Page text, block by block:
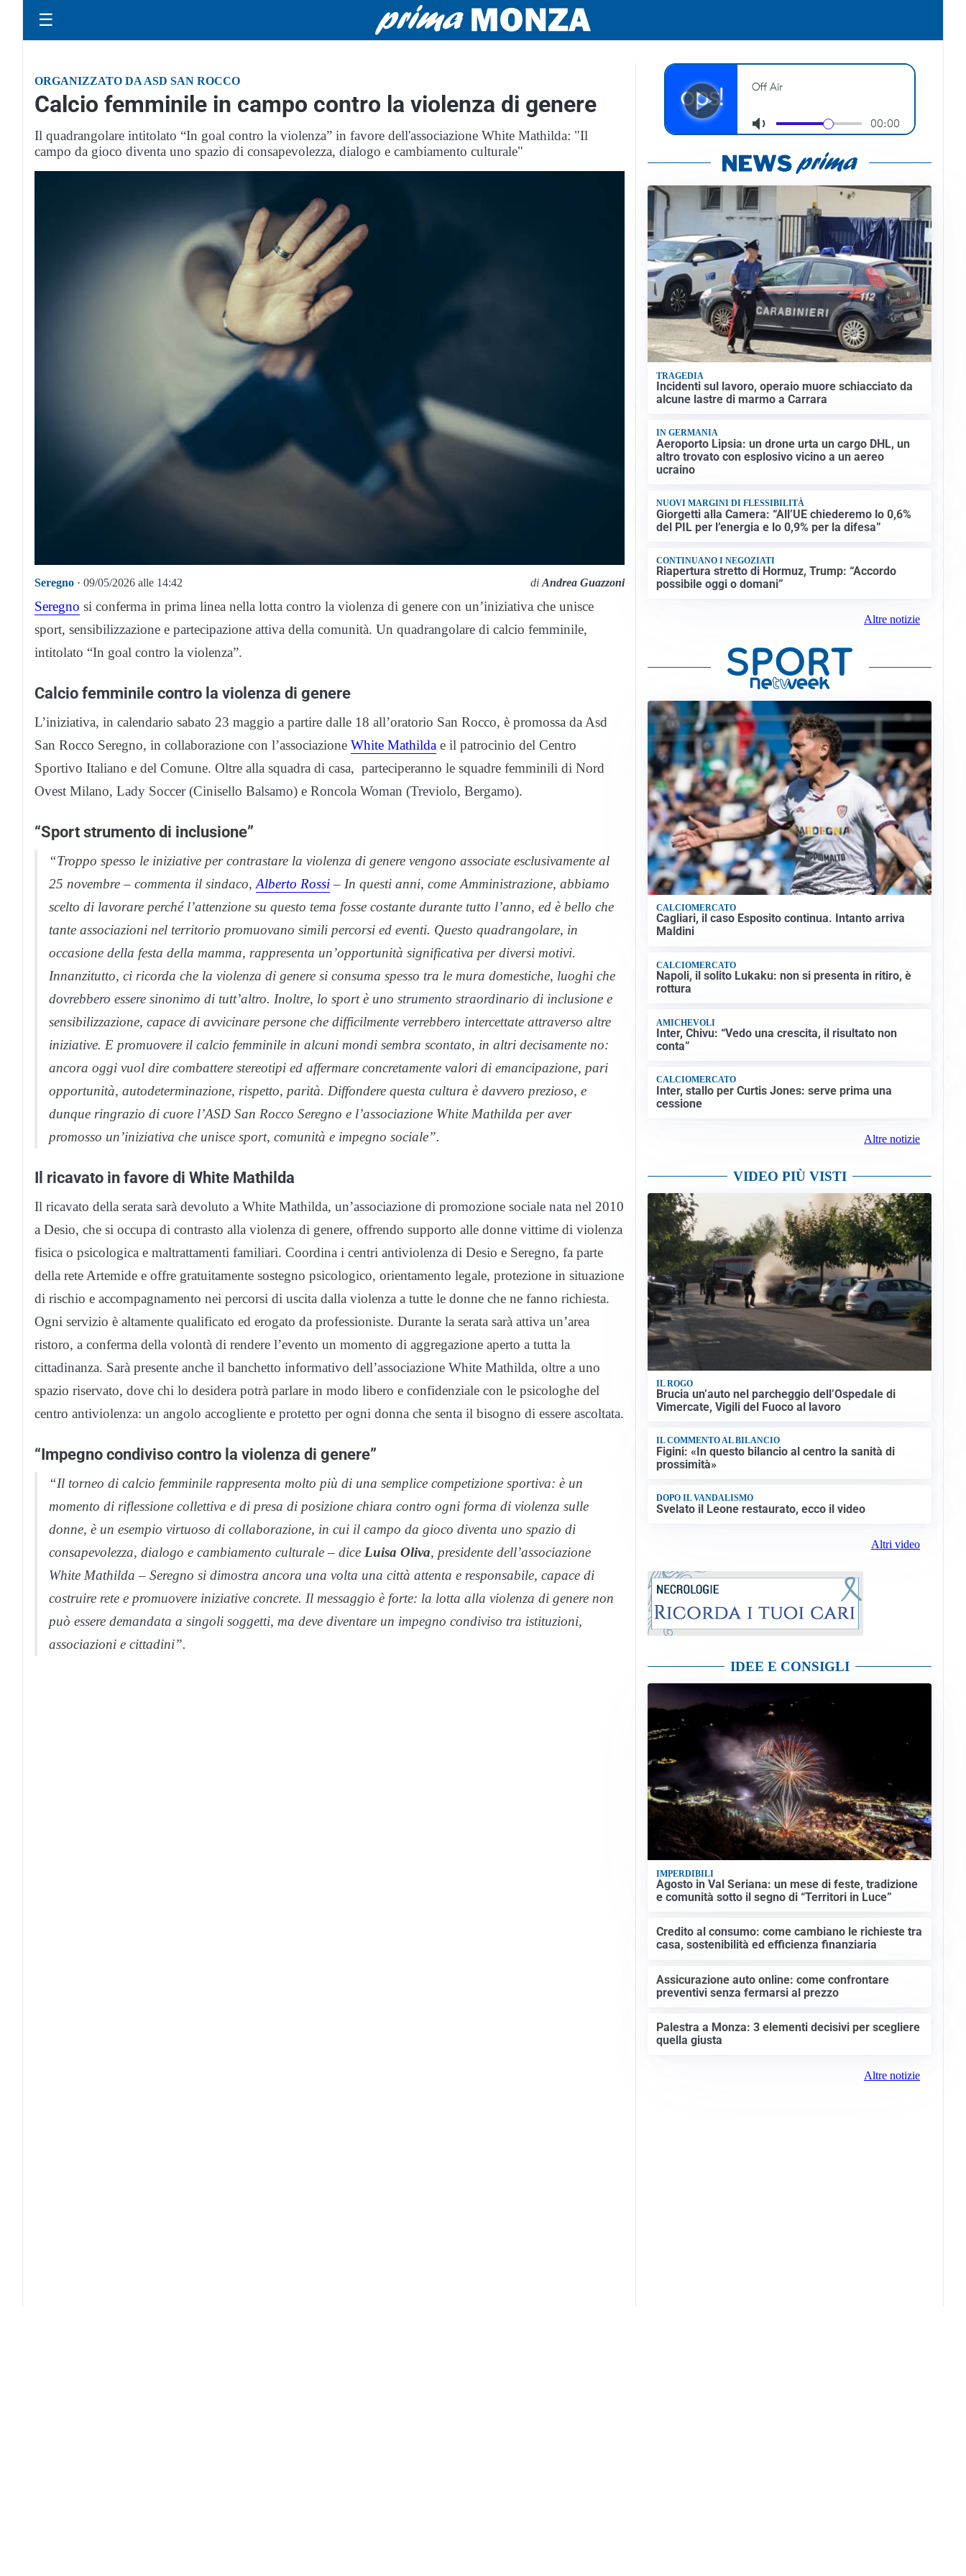
☰
ORGANIZZATO DA ASD SAN ROCCO
Calcio femminile in campo contro la violenza di genere
Il quadrangolare intitolato “In goal contro la violenza” in favore dell'associazione White Mathilda: "Il
campo da gioco diventa uno spazio di consapevolezza, dialogo e cambiamento culturale"
Seregno · 09/05/2026 alle 14:42 diAndrea Guazzoni
Seregno si conferma in prima linea nella lotta contro la violenza di genere con un’iniziativa che unisce
sport, sensibilizzazione e partecipazione attiva della comunità. Un quadrangolare di calcio femminile,
intitolato “In goal contro la violenza”.
Calcio femminile contro la violenza di genere
L’iniziativa, in calendario sabato 23 maggio a partire dalle 18 all’oratorio San Rocco, è promossa da Asd
San Rocco Seregno, in collaborazione con l’associazione White Mathilda e il patrocinio del Centro
Sportivo Italiano e del Comune. Oltre alla squadra di casa, parteciperanno le squadre femminili di Nord
Ovest Milano, Lady Soccer (Cinisello Balsamo) e Roncola Woman (Treviolo, Bergamo).
“Sport strumento di inclusione”
“Troppo spesso le iniziative per contrastare la violenza di genere vengono associate esclusivamente al
25 novembre – commenta il sindaco, Alberto Rossi– In questi anni, come Amministrazione, abbiamo
scelto di lavorare perché l’attenzione su questo tema fosse costante durante tutto l’anno, ed è bello che
tante associazioni nel territorio promuovano simili percorsi ed eventi. Questo quadrangolare, in
occasione della festa della mamma, rappresenta un’opportunità significativa per diversi motivi.
Innanzitutto, ci ricorda che la violenza di genere si consuma spesso tra le mura domestiche, luoghi che
dovrebbero essere sinonimo di tutt’altro. Inoltre, lo sport è uno strumento straordinario di inclusione e
sensibilizzazione, capace di avvicinare persone che difficilmente verrebbero intercettate attraverso altre
iniziative. E promuovere il calcio femminile in alcuni mondi sembra scontato, in altri decisamente no:
ancora oggi vuol dire combattere stereotipi ed affermare concretamente valori di emancipazione, pari
opportunità, autodeterminazione, rispetto, parità. Diffondere questa cultura è davvero prezioso, e
dunque ringrazio di cuore l’ASD San Rocco Seregno e l’associazione White Mathilda per aver
promosso un’iniziativa che unisce sport, comunità e impegno sociale”.
Il ricavato in favore di White Mathilda
Il ricavato della serata sarà devoluto a White Mathilda, un’associazione di promozione sociale nata nel 2010
a Desio, che si occupa di contrasto alla violenza di genere, offrendo supporto alle donne vittime di violenza
fisica o psicologica e maltrattamenti familiari. Coordina i centri antiviolenza di Desio e Seregno, fa parte
della rete Artemide e offre gratuitamente sostegno psicologico, orientamento legale, protezione in situazione
di rischio e accompagnamento nei percorsi di uscita dalla violenza a tutte le donne che ne fanno richiesta.
Ogni servizio è altamente qualificato ed erogato da professioniste. Durante la serata sarà attiva un’area
ristoro, a conferma della volontà di rendere l’evento un momento di aggregazione aperto a tutta la
cittadinanza. Sarà presente anche il banchetto informativo dell’associazione White Mathilda, oltre a uno
spazio riservato, dove chi lo desidera potrà parlare in modo libero e confidenziale con le psicologhe del
centro antiviolenza: un angolo accogliente e protetto per ogni donna che senta il bisogno di essere ascoltata.
“Impegno condiviso contro la violenza di genere”
“Il torneo di calcio femminile rappresenta molto più di una semplice competizione sportiva: è un
momento di riflessione collettiva e di presa di posizione chiara contro ogni forma di violenza sulle
donne, è un esempio virtuoso di collaborazione, in cui il campo da gioco diventa uno spazio di
consapevolezza, dialogo e cambiamento culturale – dice Luisa Oliva, presidente dell’associazione
White Mathilda – Seregno si dimostra ancora una volta una città attenta e responsabile, capace di
costruire rete e promuovere iniziative concrete. Il messaggio è forte: la lotta alla violenza di genere non
può essere demandata a singoli soggetti, ma deve diventare un impegno condiviso tra istituzioni,
associazioni e cittadini”.
TRAGEDIA
Incidenti sul lavoro, operaio muore schiacciato da
alcune lastre di marmo a Carrara
IN GERMANIA
Aeroporto Lipsia: un drone urta un cargo DHL, un
altro trovato con esplosivo vicino a un aereo
ucraino
NUOVI MARGINI DI FLESSIBILITÀ
Giorgetti alla Camera: “All’UE chiederemo lo 0,6%
del PIL per l’energia e lo 0,9% per la difesa”
CONTINUANO I NEGOZIATI
Riapertura stretto di Hormuz, Trump: “Accordo
possibile oggi o domani”
Altre notizie
CALCIOMERCATO
Cagliari, il caso Esposito continua. Intanto arriva
Maldini
CALCIOMERCATO
Napoli, il solito Lukaku: non si presenta in ritiro, è
rottura
AMICHEVOLI
Inter, Chivu: “Vedo una crescita, il risultato non
conta”
CALCIOMERCATO
Inter, stallo per Curtis Jones: serve prima una
cessione
Altre notizie
VIDEO PIÙ VISTI
IL ROGO
Brucia un’auto nel parcheggio dell’Ospedale di
Vimercate, Vigili del Fuoco al lavoro
IL COMMENTO AL BILANCIO
Figini: «In questo bilancio al centro la sanità di
prossimità»
DOPO IL VANDALISMO
Svelato il Leone restaurato, ecco il video
Altri video
IDEE E CONSIGLI
IMPERDIBILI
Agosto in Val Seriana: un mese di feste, tradizione
e comunità sotto il segno di “Territori in Luce”
Credito al consumo: come cambiano le richieste tra
casa, sostenibilità ed efficienza finanziaria
Assicurazione auto online: come confrontare
preventivi senza fermarsi al prezzo
Palestra a Monza: 3 elementi decisivi per scegliere
quella giusta
Altre notizie